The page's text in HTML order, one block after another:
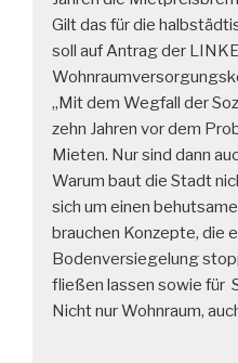
Gilt das für die
soll auf Antrag der
„Mit dem Wegfall der
zehn Jahren vor dem
Mieten. Nur sind dann
Warum baut die Stadt
sich um einen
brauchen Konzepte, die
Bodenversiegelung
fließen lassen sowie für
Nicht nur Wohnraum,